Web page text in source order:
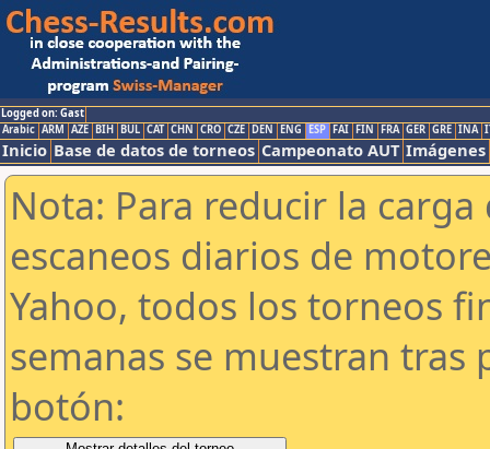
Logged on: Gast
Arabic ARM AZE BIH BUL CAT CHN CRO CZE DEN ENG ESP FAI FIN FRA GER GRE INA
Inicio Base de datos de torneos Campeonato AUT Imágenes
Nota: Para reducir la
escaneos diarios de
Yahoo, todos los torneos
semanas se muestran tras
botón: